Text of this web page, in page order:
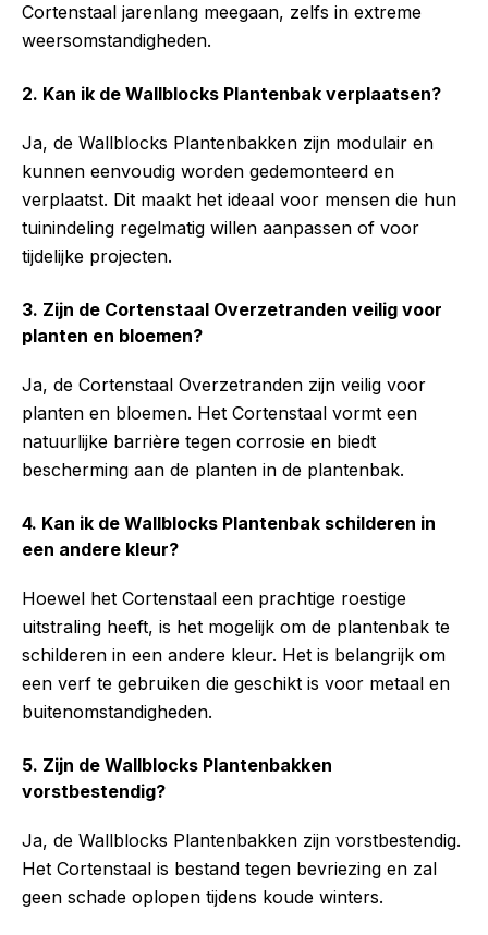
Cortenstaal jarenlang meegaan, zelfs in extreme
weersomstandigheden.
2. Kan ik de Wallblocks Plantenbak verplaatsen?
Ja, de Wallblocks Plantenbakken zijn modulair en
kunnen eenvoudig worden gedemonteerd en
verplaatst. Dit maakt het ideaal voor mensen die hun
tuinindeling regelmatig willen aanpassen of voor
tijdelijke projecten.
3. Zijn de Cortenstaal Overzetranden veilig voor
planten en bloemen?
Ja, de Cortenstaal Overzetranden zijn veilig voor
planten en bloemen. Het Cortenstaal vormt een
natuurlijke barrière tegen corrosie en biedt
bescherming aan de planten in de plantenbak.
4. Kan ik de Wallblocks Plantenbak schilderen in
een andere kleur?
Hoewel het Cortenstaal een prachtige roestige
uitstraling heeft, is het mogelijk om de plantenbak te
schilderen in een andere kleur. Het is belangrijk om
een verf te gebruiken die geschikt is voor metaal en
buitenomstandigheden.
5. Zijn de Wallblocks Plantenbakken
vorstbestendig?
Ja, de Wallblocks Plantenbakken zijn vorstbestendig.
Het Cortenstaal is bestand tegen bevriezing en zal
geen schade oplopen tijdens koude winters.